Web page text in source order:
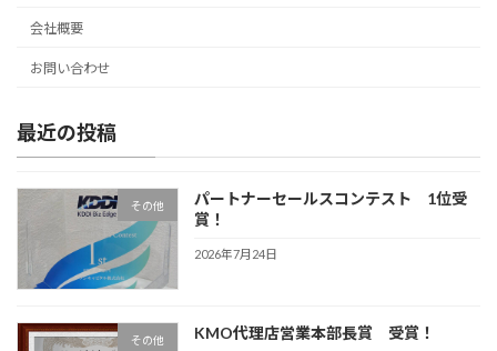
会社概要
お問い合わせ
最近の投稿
その他
パートナーセールスコンテスト 1位受
賞！
2026年7月24日
その他 KMO代理店営業本部長賞 受賞！